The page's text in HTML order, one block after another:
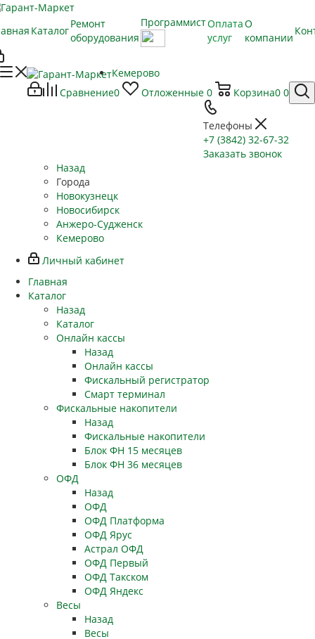
Каталог
Ремонт
оборудования
ПрограммистОплата
услуг
О
компании
Сравнение0 Отложенные 0 Корзина0 0
Телефоны
+7 (3842) 32-67-32
Заказать звонок
Кемерово
Назад
Города
Новокузнецк
Новосибирск
Анжеро-Судженск
Кемерово
Личный кабинет
Главная
Каталог
Назад
Каталог
Онлайн кассы
Назад
Онлайн кассы
Фискальный регистратор
Смарт терминал
Фискальные накопители
Назад
Фискальные накопители
Блок ФН 15 месяцев
Блок ФН 36 месяцев
ОФД
Назад
ОФД
ОФД Платформа
ОФД Ярус
Астрал ОФД
ОФД Первый
ОФД Такском
ОФД Яндекс
Весы
Назад
Весы